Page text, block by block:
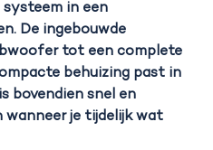
systeem in een
De ingebouwde
tot een complete
behuizing past in
bovendien snel en
wanneer je tijdelijk wat